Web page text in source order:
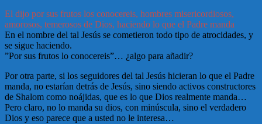
El dijo por sus frutos los conocereis, hombres misericordiosos,
amorosos, temerosos de Dios, haciendo lo que el Padre manda
En el nombre del tal Jesús se cometieron todo tipo de atrocidades, y
se sigue haciendo.
”Por sus frutos lo conocereis”… ¿algo para añadir?
Por otra parte, si los seguidores del tal Jesús hicieran lo que el Padre
manda, no estarían detrás de Jesús, sino siendo activos constructores
de Shalom como noájidas, que es lo que Dios realmente manda…
Pero claro, no lo manda su dios, con minúscula, sino el verdadero
Dios y eso parece que a usted no le interesa…